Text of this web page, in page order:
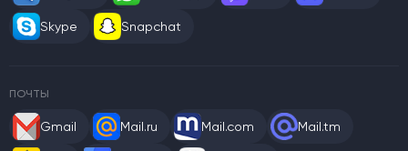
Skype Snapchat
ПОЧТЫ
Gmail Mail.ru Mail.com Mail.tm